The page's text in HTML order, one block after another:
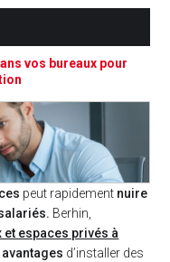
vos bureaux pour
peut rapidement nuire
Berhin,
espaces privés à
avantages d’installer des